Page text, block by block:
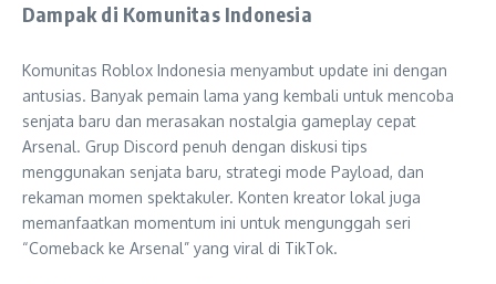
Dampak di Komunitas Indonesia
Komunitas Roblox Indonesia menyambut update ini dengan
antusias. Banyak pemain lama yang kembali untuk mencoba
senjata baru dan merasakan nostalgia gameplay cepat
Arsenal. Grup Discord penuh dengan diskusi tips
menggunakan senjata baru, strategi mode Payload, dan
rekaman momen spektakuler. Konten kreator lokal juga
memanfaatkan momentum ini untuk mengunggah seri
“Comeback ke Arsenal” yang viral di TikTok.